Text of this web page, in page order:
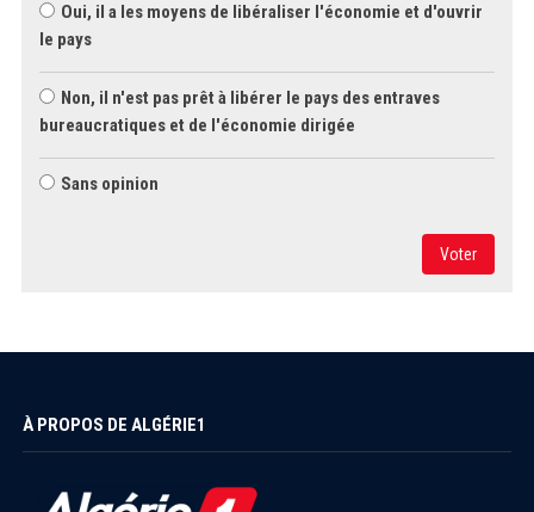
Oui, il a les moyens de libéraliser l'économie et d'ouvrir
le pays
Non, il n'est pas prêt à libérer le pays des entraves
bureaucratiques et de l'économie dirigée
Sans opinion
Voter
À PROPOS DE ALGÉRIE1